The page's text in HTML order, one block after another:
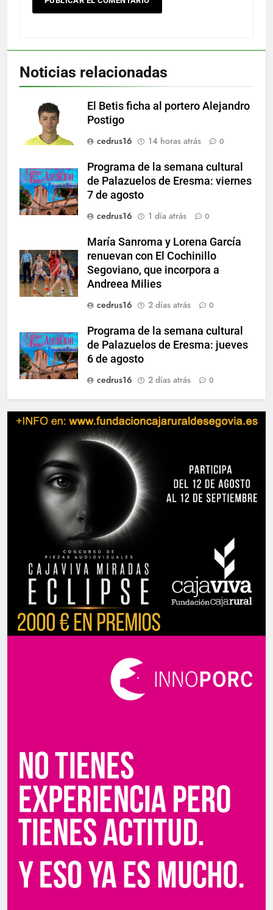
Noticias relacionadas
El Betis ficha al portero Alejandro
Postigo
cedrus16
14 horas atrás 0
Programa de la semana cultural
de Palazuelos de Eresma: viernes
7 de agosto
cedrus16
1 día atrás 0
María Sanroma y Lorena García
renuevan con El Cochinillo
Segoviano, que incorpora a
Andreea Milies
cedrus16
2 días atrás 0
Programa de la semana cultural
de Palazuelos de Eresma: jueves
6 de agosto
cedrus16
2 días atrás 0